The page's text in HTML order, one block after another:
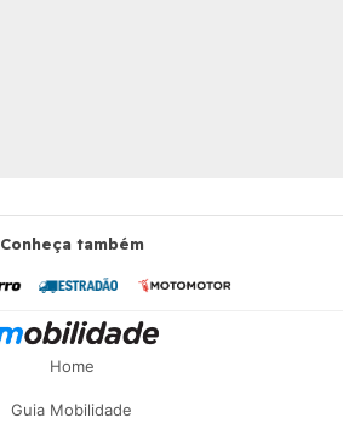
Conheça também
Home
Guia Mobilidade